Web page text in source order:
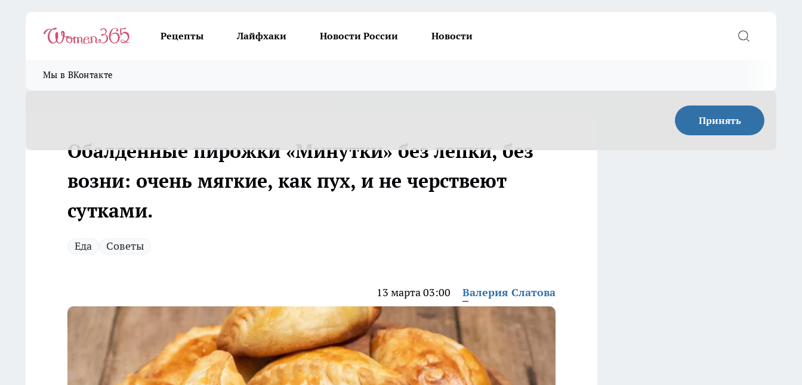
Рецепты Лайфхаки Новости России Новости
Мы в ВКонтакте
Принять
Обалденные пирожки «Минутки» без лепки, без
возни: очень мягкие, как пух, и не черствеют
сутками.
Еда Советы
13 марта 03:00 Валерия Слатова